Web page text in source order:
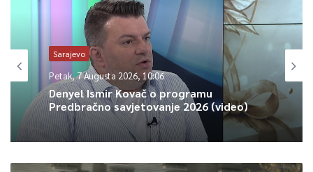
Article Rating
Sarajevo
Petak, 7 Augusta 2026, 10:06
Denyel Ismir Kovač o programu
Predbračno savjetovanje 2026 (video)